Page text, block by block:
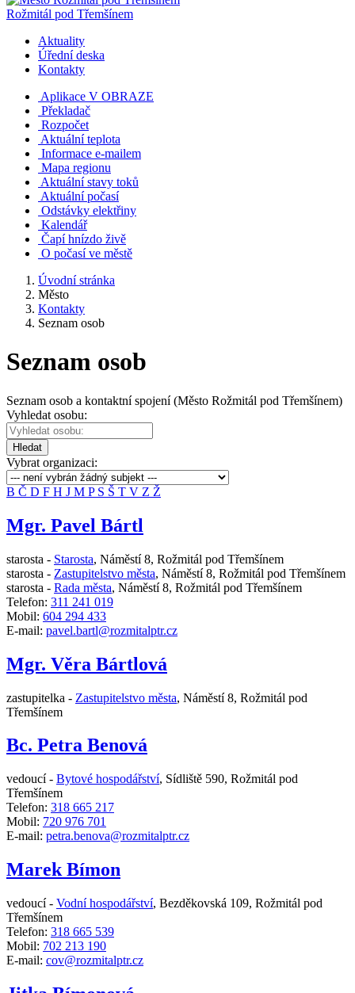
Rožmitál pod Třemšínem
Aktuality
Úřední deska
Kontakty
Aplikace V OBRAZE
Překladač
Rozpočet
Aktuální teplota
Informace e-mailem
Mapa regionu
Aktuální stavy toků
Aktuální počasí
Odstávky elektřiny
Kalendář
Čapí hnízdo živě
O počasí ve městě
Úvodní stránka
Město
Kontakty
Seznam osob
Seznam osob
Seznam osob a kontaktní spojení (Město Rožmitál pod Třemšínem)
Vyhledat osobu:
Hledat
Vybrat organizaci:
B Č D F H J M P S Š T V Z Ž
Mgr. Pavel Bártl
starosta - Starosta, Náměstí 8, Rožmitál pod Třemšínem
starosta - Zastupitelstvo města, Náměstí 8, Rožmitál pod Třemšínem
starosta - Rada města, Náměstí 8, Rožmitál pod Třemšínem
Telefon: 311 241 019
Mobil: 604 294 433
E-mail: pavel.bartl@rozmitalptr.cz
Mgr. Věra Bártlová
zastupitelka - Zastupitelstvo města, Náměstí 8, Rožmitál pod
Třemšínem
Bc. Petra Benová
vedoucí - Bytové hospodářství, Sídliště 590, Rožmitál pod
Třemšínem
Telefon: 318 665 217
Mobil: 720 976 701
E-mail: petra.benova@rozmitalptr.cz
Marek Bímon
vedoucí - Vodní hospodářství, Bezděkovská 109, Rožmitál pod
Třemšínem
Telefon: 318 665 539
Mobil: 702 213 190
E-mail: cov@rozmitalptr.cz